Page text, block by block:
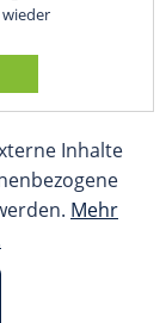
Inhalte
Mehr